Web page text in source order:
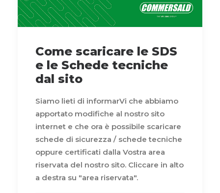
Come scaricare le SDS
e le Schede tecniche
dal sito
Siamo lieti di informarVi che abbiamo
apportato modifiche al nostro sito
internet e che ora è possibile scaricare
schede di sicurezza / schede tecniche
oppure certificati dalla Vostra area
riservata del nostro sito. Cliccare in alto
a destra su "area riservata".